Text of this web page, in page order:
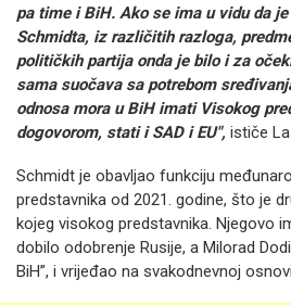
pa time i BiH. Ako se ima u vidu da
Schmidta, iz različitih razloga,
političkih partija onda je bilo i za
sama suočava sa potrebom
odnosa mora u BiH imati Visokog
dogovorom, stati i SAD i EU", ističe
Schmidt je obavljao funkciju
predstavnika od 2021. godine, što je
kojeg visokog predstavnika. Njegovo
dobilo odobrenje Rusije, a Milorad
BiH”, i vrijeđao na svakodnevnoj